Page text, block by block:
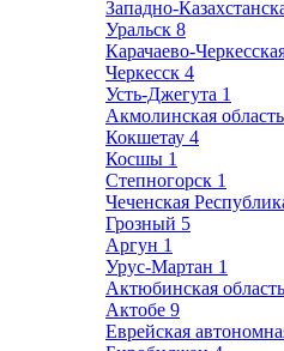
Западно-
Уральск 8
Карачаево-
Черкесск 4
Усть-Джегута 1
Акмолинская область
Кокшетау 4
Косшы 1
Степногорск 1
Чеченская
Грозный 5
Аргун 1
Урус-Мартан 1
Актюбинская область
Актобе 9
Еврейская